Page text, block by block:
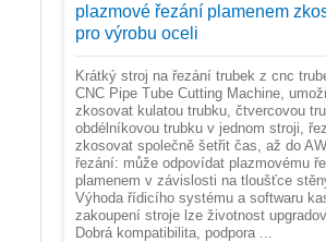
plazmové řezání plamenem
pro výrobu oceli
Krátký stroj na řezání trubek z cnc
CNC Pipe Tube Cutting Machine,
zkosovat kulatou trubku, čtvercovou
obdélníkovou trubku v jednom stroji,
zkosovat společně šetřit čas, až do
řezání: může odpovídat plazmovému
plamenem v závislosti na tloušťce
Výhoda řídicího systému a softwaru
zakoupení stroje lze životnost
Dobrá kompatibilita, podpora ...